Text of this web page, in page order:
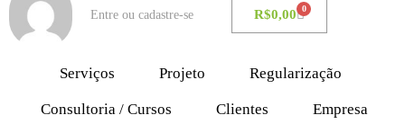
Entre ou cadastre-se R$0,00 0
Serviços Projeto Regularização
Consultoria / Cursos Clientes Empresa